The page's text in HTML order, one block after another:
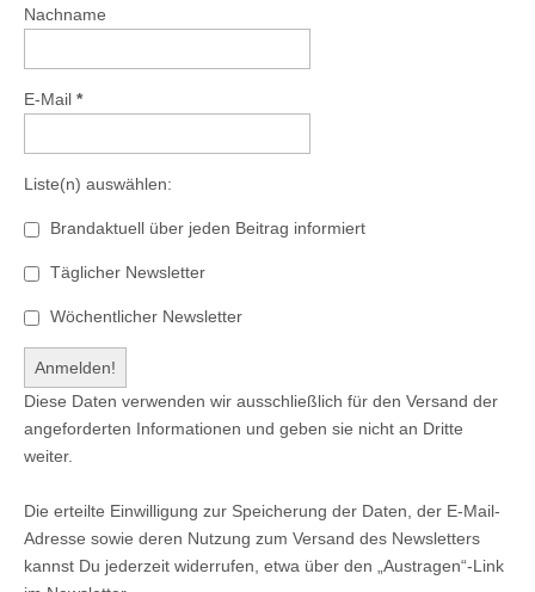
Nachname
E-Mail *
Liste(n) auswählen:
Brandaktuell über jeden Beitrag informiert
Täglicher Newsletter
Wöchentlicher Newsletter
Diese Daten verwenden wir ausschließlich für den Versand der
angeforderten Informationen und geben sie nicht an Dritte
weiter.
Die erteilte Einwilligung zur Speicherung der Daten, der E-Mail-
Adresse sowie deren Nutzung zum Versand des Newsletters
kannst Du jederzeit widerrufen, etwa über den „Austragen“-Link